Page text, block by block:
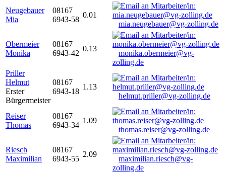
Neugebauer
Mia
08167
6943-58
0.01
mia.neugebauer@vg-zolling.de
Obermeier
Monika
08167
6943-42
0.13
monika.obermeier@vg-
zolling.de
Priller
Helmut
Erster
Bürgermeister
08167
6943-18
1.13
helmut.priller@vg-zolling.de
Reiser
Thomas
08167
6943-34
1.09
thomas.reiser@vg-zolling.de
Riesch
Maximilian
08167
6943-55
2.09
maximilian.riesch@vg-
zolling.de